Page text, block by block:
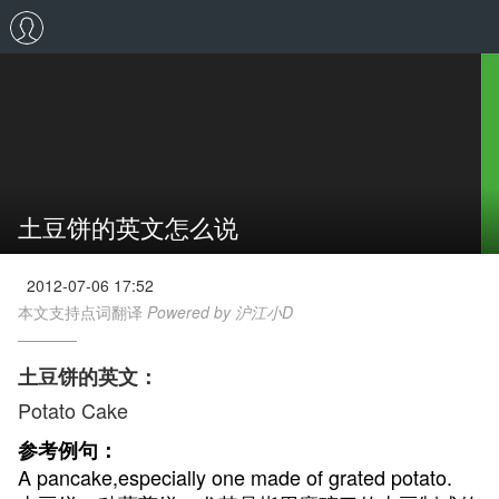
土豆饼的英文怎么说
2012-07-06 17:52
本文支持点词翻译 Powered by 沪江小D
土豆饼的英文：
Potato Cake
参考例句：
A pancake,especially one made of grated potato.